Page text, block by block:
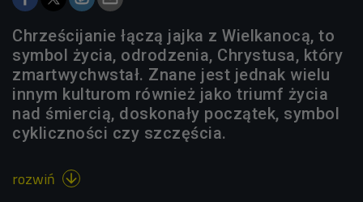
Chrześcijanie łączą jajka z Wielkanocą, to
symbol życia, odrodzenia, Chrystusa, który
zmartwychwstał. Znane jest jednak wielu
innym kulturom również jako triumf życia
nad śmiercią, doskonały początek, symbol
cykliczności czy szczęścia.
rozwiń 